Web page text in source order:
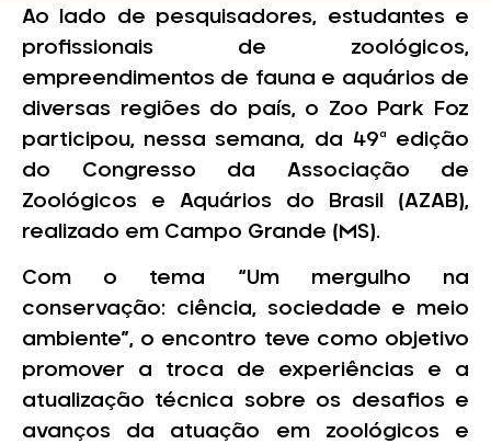
Ao lado de pesquisadores, estudantes e
profissionais de zoológicos,
empreendimentos de fauna e aquários de
diversas regiões do país, o Zoo Park Foz
participou, nessa semana, da 49ª edição
do Congresso da Associação de
Zoológicos e Aquários do Brasil (AZAB),
realizado em Campo Grande (MS).
Com o tema “Um mergulho na
conservação: ciência, sociedade e meio
ambiente”, o encontro teve como objetivo
promover a troca de experiências e a
atualização técnica sobre os desafios e
avanços da atuação em zoológicos e